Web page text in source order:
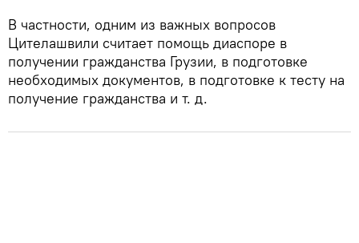
В частности, одним из важных вопросов
Цителашвили считает помощь диаспоре в
получении гражданства Грузии, в подготовке
необходимых документов, в подготовке к тесту на
получение гражданства и т. д.